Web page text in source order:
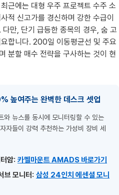
근에는 대형 우주 프로젝트 수주 소
적 신고가를 경신하며 강한 수급이
만, 단기 급등한 종목의 경우, 숨 고
합니다. 200일 이동평균선 및 주요
분할 매수 전략을 구사하는 것이 현
높여주는 완벽한 데스크 셋업
와 뉴스를 동시에 모니터링할 수 있는
자들이 강력 추천하는 가성비 장비 세
암: 카멜마운트 AMADS 바로가기
브 모니터: 삼성 24인치 에센셜 모니